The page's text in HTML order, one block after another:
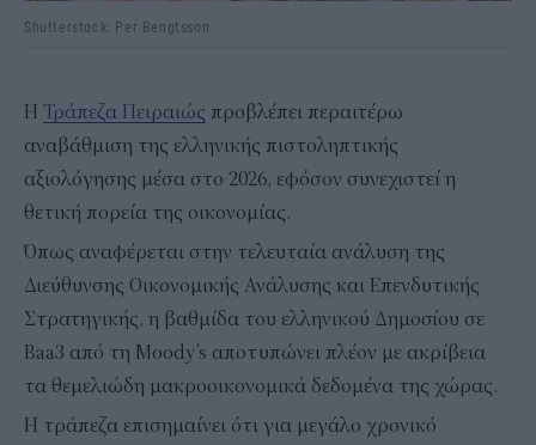
Shutterstock: Per Bengtsson
Η Τράπεζα Πειραιώς προβλέπει περαιτέρω
αναβάθμιση της ελληνικής πιστοληπτικής
αξιολόγησης μέσα στο 2026, εφόσον συνεχιστεί η
θετική πορεία της οικονομίας.
Όπως αναφέρεται στην τελευταία ανάλυση της
Διεύθυνσης Οικονομικής Ανάλυσης και Επενδυτικής
Στρατηγικής, η βαθμίδα του ελληνικού Δημοσίου σε
Baa3 από τη Moody’s αποτυπώνει πλέον με ακρίβεια
τα θεμελιώδη μακροοικονομικά δεδομένα της χώρας.
Η τράπεζα επισημαίνει ότι για μεγάλο χρονικό